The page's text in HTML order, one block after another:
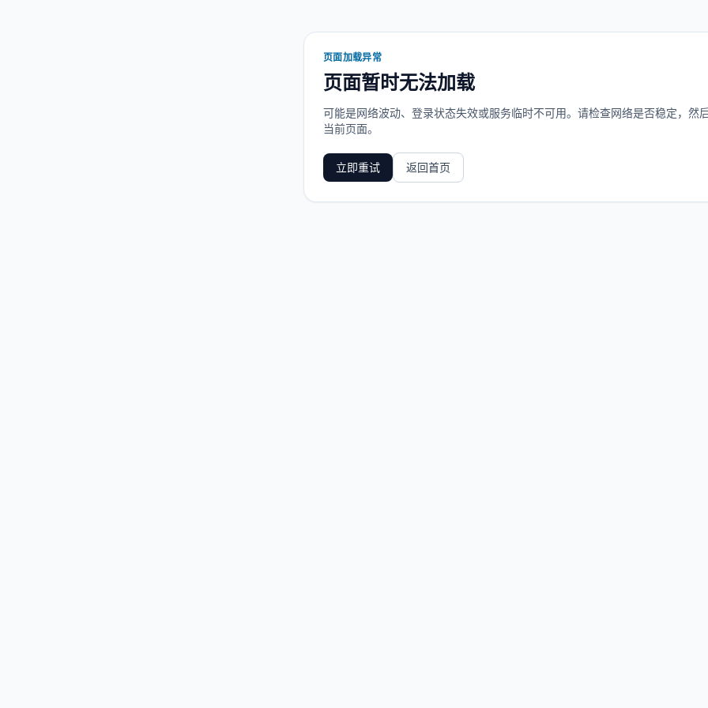
页面加载异常
页面暂时无法加载
可能是网络波动、登录状态失效或服务临时不可用。请检查网络是否稳定，然
当前页面。
立即重试 返回首页